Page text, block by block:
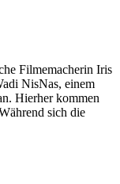
Filmemacherin Iris
NisNas, einem
Hierher kommen
sich die